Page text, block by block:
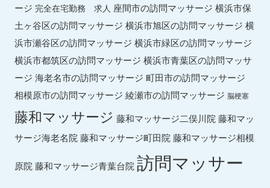
ージ 完全在宅勤務 求人 座間市の訪問マッサージ 横浜市保
土ヶ谷区の訪問マッサージ 横浜市旭区の訪問マッサージ 横
浜市瀬谷区の訪問マッサージ 横浜市緑区の訪問マッサージ
横浜市都筑区の訪問マッサージ 横浜市青葉区の訪問マッサ
ージ 海老名市の訪問マッサージ 町田市の訪問マッサージ
相模原市の訪問マッサージ 綾瀬市の訪問マッサージ 脳梗塞
藤和マッサージ 藤和マッサージ二俣川院 藤和マッ
サージ海老名院 藤和マッサージ町田院 藤和マッサージ相模
原院 藤和マッサージ青葉台院 訪問マッサー